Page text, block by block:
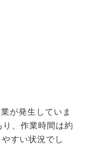
が発生していま
、作業時間は約
すい状況でし